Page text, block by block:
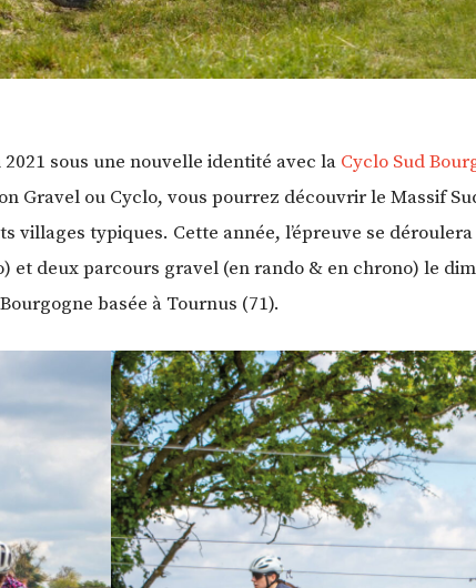
sous une nouvelle identité avec la Cyclo Sud
Gravel ou Cyclo, vous pourrez découvrir le Massif
typiques. Cette année, l’épreuve se
deux parcours gravel (en rando & en chrono) le
basée à Tournus (71).